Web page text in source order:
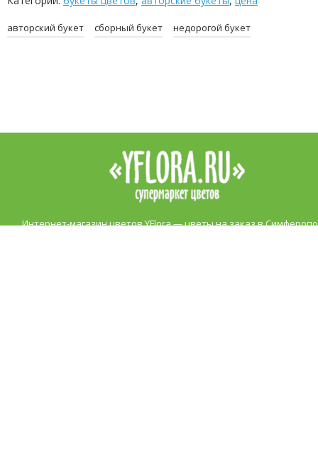
авторский букет сборный букет недорогой букет
Интернет-магазин цветов YFlora — цветы на заказ в